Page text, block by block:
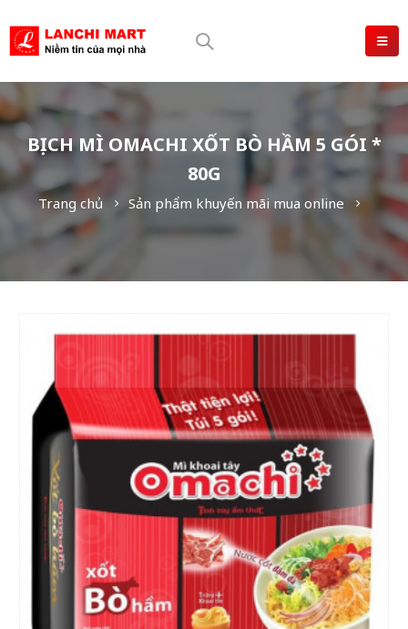
BỊCH MÌ OMACHI XỐT BÒ HẦM 5 GÓI *
80G
Trang chủ Sản phẩm khuyến mãi mua online